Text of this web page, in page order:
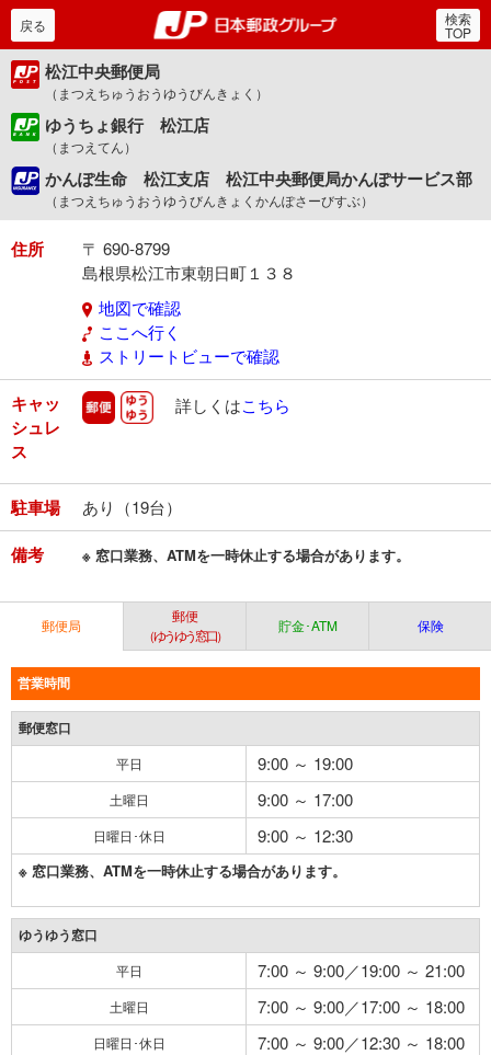
郵便局・日本郵政グルー
戻る 検索
TOP
松江中央郵便局
（まつえちゅうおうゆうびんきょく）
ゆうちょ銀行 松江店
（まつえてん）
かんぽ生命 松江支店 松江中央郵便局かんぽサービス部
（まつえちゅうおうゆうびんきょくかんぽさーびすぶ）
住所
〒 690-8799
島根県松江市東朝日町１３８
地図で確認
ここへ行く
ストリートビューで確認
キャッ
シュレ
ス
郵便 ゆうゆう
詳しくはこちら
駐車場 あり（19台）
備考 ※ 窓口業務、ATMを一時休止する場合があります。
郵便局
郵便
（ゆうゆう窓口）
貯金･ATM 保険
営業時間
郵便窓口
平日 9:00 ～ 19:00
土曜日 9:00 ～ 17:00
日曜日･休日 9:00 ～ 12:30
※ 窓口業務、ATMを一時休止する場合があります。
ゆうゆう窓口
平日 7:00 ～ 9:00／19:00 ～ 21:00
土曜日 7:00 ～ 9:00／17:00 ～ 18:00
日曜日･休日 7:00 ～ 9:00／12:30 ～ 18:00